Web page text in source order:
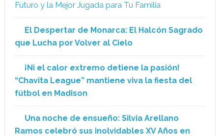
Futuro y la Mejor Jugada para Tu Familia
El Despertar de Monarca: El Halcón Sagrado
que Lucha por Volver al Cielo
¡Ni el calor extremo detiene la pasión!
“Chavita League” mantiene viva la fiesta del
fútbol en Madison
Una noche de ensueño: Silvia Arellano
Ramos celebró sus inolvidables XV Años en